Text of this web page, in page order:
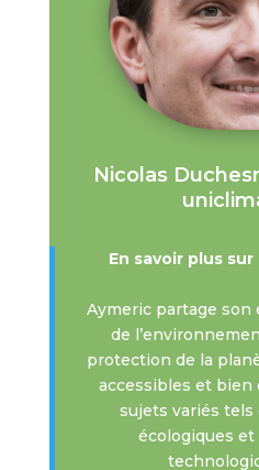
Nicolas
En savoir plus
Aymeric partage
de
protection de la
accessibles et bien
sujets variés
écologiques